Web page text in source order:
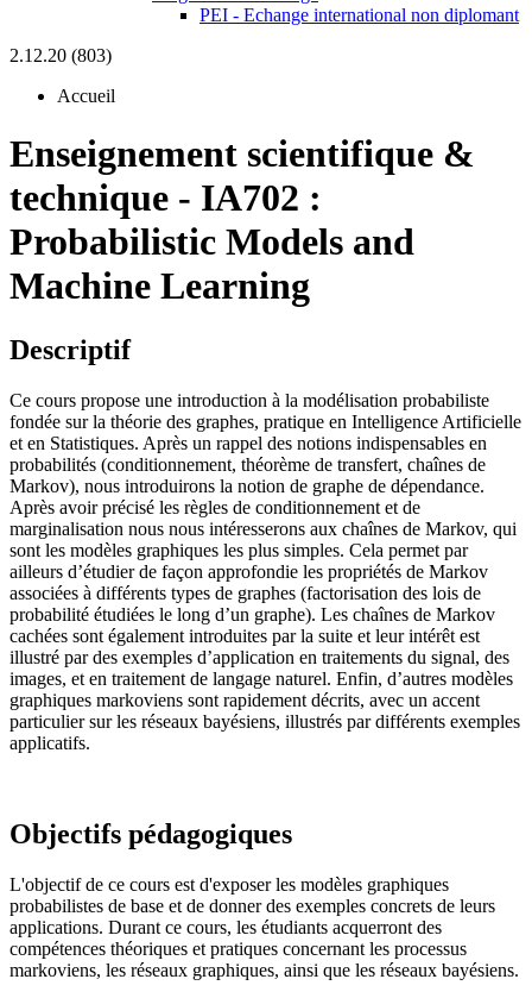
PEI - Echange international non diplomant
2.12.20 (803)
Accueil
Enseignement scientifique &
technique - IA702 :
Probabilistic Models and
Machine Learning
Descriptif
Ce cours propose une introduction à la modélisation probabiliste
fondée sur la théorie des graphes, pratique en Intelligence Artificielle
et en Statistiques. Après un rappel des notions indispensables en
probabilités (conditionnement, théorème de transfert, chaînes de
Markov), nous introduirons la notion de graphe de dépendance.
Après avoir précisé les règles de conditionnement et de
marginalisation nous nous intéresserons aux chaînes de Markov, qui
sont les modèles graphiques les plus simples. Cela permet par
ailleurs d’étudier de façon approfondie les propriétés de Markov
associées à différents types de graphes (factorisation des lois de
probabilité étudiées le long d’un graphe). Les chaînes de Markov
cachées sont également introduites par la suite et leur intérêt est
illustré par des exemples d’application en traitements du signal, des
images, et en traitement de langage naturel. Enfin, d’autres modèles
graphiques markoviens sont rapidement décrits, avec un accent
particulier sur les réseaux bayésiens, illustrés par différents exemples
applicatifs.
Objectifs pédagogiques
L'objectif de ce cours est d'exposer les modèles graphiques
probabilistes de base et de donner des exemples concrets de leurs
applications. Durant ce cours, les étudiants acquerront des
compétences théoriques et pratiques concernant les processus
markoviens, les réseaux graphiques, ainsi que les réseaux bayésiens.